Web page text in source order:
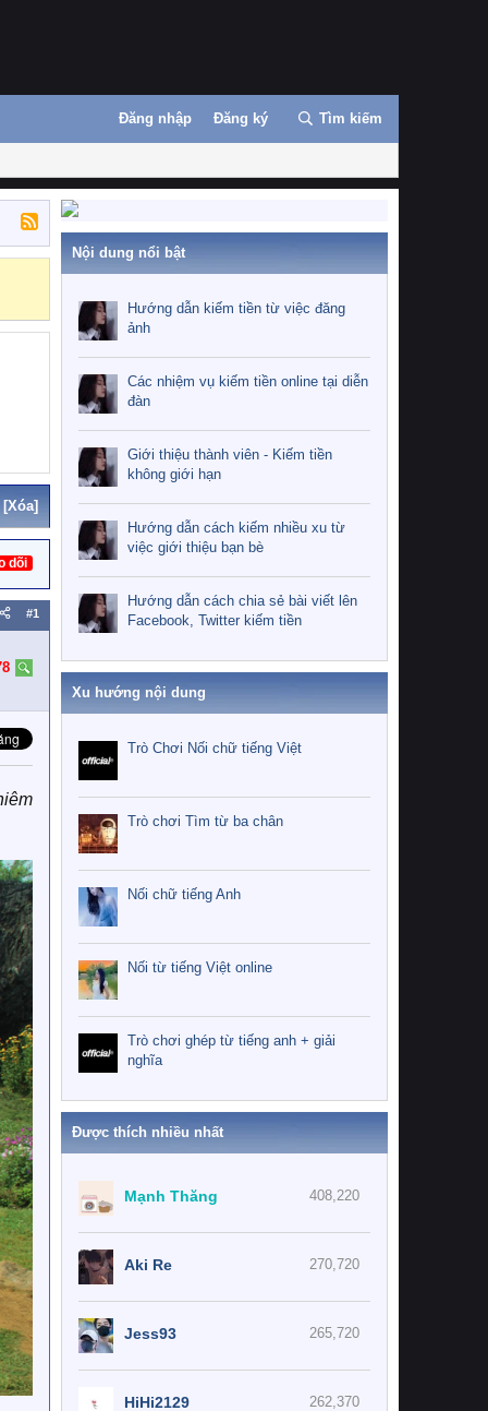
Đăng nhập Đăng ký Tìm kiếm
[Xóa]
dõi
#1
Nội dung nổi bật
Hướng dẫn kiếm tiền từ việc đăng
ảnh
Các nhiệm vụ kiếm tiền online tại diễn
đàn
Giới thiệu thành viên - Kiếm tiền
không giới hạn
Hướng dẫn cách kiếm nhiều xu từ
việc giới thiệu bạn bè
Hướng dẫn cách chia sẻ bài viết lên
Facebook, Twitter kiếm tiền
Xu hướng nội dung
Trò Chơi Nối chữ tiếng Việt
Trò chơi Tìm từ ba chân
Nối chữ tiếng Anh
Nối từ tiếng Việt online
Trò chơi ghép từ tiếng anh + giải
nghĩa
Được thích nhiều nhất
408,220
Mạnh Thăng
270,720
Aki Re
265,720
Jess93
262,370
HiHi2129